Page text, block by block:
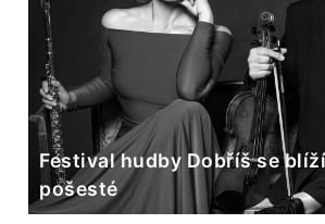
Festival hudby Dobříš se
pošesté